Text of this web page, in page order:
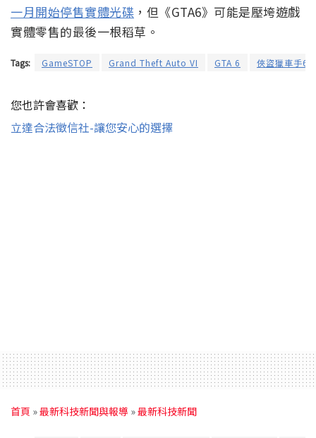
一月開始停售實體光碟 ，但《GTA6》可能是壓垮遊戲
實體零售的最後一根稻草。
Tags: GameSTOP Grand Theft Auto VI GTA 6 俠盜獵車手6
您也許會喜歡：
立達合法徵信社-讓您安心的選擇
首頁 »最新科技新聞與報導 »最新科技新聞